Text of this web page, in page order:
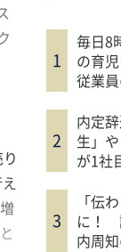
毎日8
の育
従業
内定
生」
が1社
「伝
に！
内周